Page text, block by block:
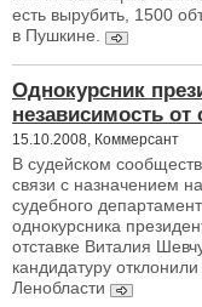
есть вырубить, 1500
в Пушкине.
Однокурсник
независимость от
15.10.2008, Коммерсант
В судейском
связи с назначением
судебного
однокурсника
отставке Виталия
кандидатуру
Ленобласти